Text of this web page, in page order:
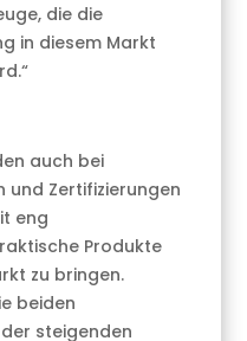
die die
in diesem Markt
auch bei
und Zertifizierungen
eng
Produkte
zu bringen.
beiden
steigenden